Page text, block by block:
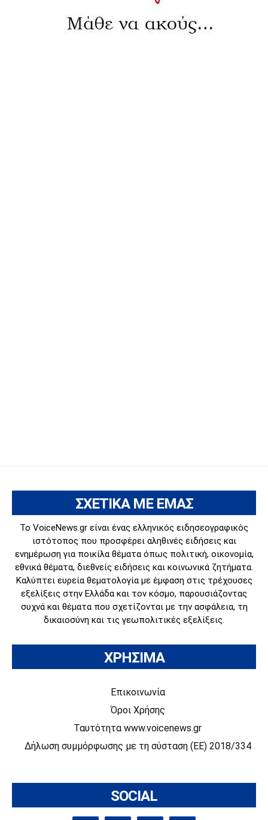
ΣΧΕΤΙΚΑ ΜΕ ΕΜΑΣ
Το VoiceNews.gr είναι ένας ελληνικός ειδησεογραφικός
ιστότοπος που προσφέρει αληθινές ειδήσεις και
ενημέρωση για ποικίλα θέματα όπως πολιτική, οικονομία,
εθνικά θέματα, διεθνείς ειδήσεις και κοινωνικά ζητήματα.
Καλύπτει ευρεία θεματολογία με έμφαση στις τρέχουσες
εξελίξεις στην Ελλάδα και τον κόσμο, παρουσιάζοντας
συχνά και θέματα που σχετίζονται με την ασφάλεια, τη
δικαιοσύνη και τις γεωπολιτικές εξελίξεις.
ΧΡΗΣΙΜΑ
Επικοινωνία
Όροι Χρήσης
Ταυτότητα www.voicenews.gr
Δήλωση συμμόρφωσης με τη σύσταση (ΕΕ) 2018/334
SOCIAL